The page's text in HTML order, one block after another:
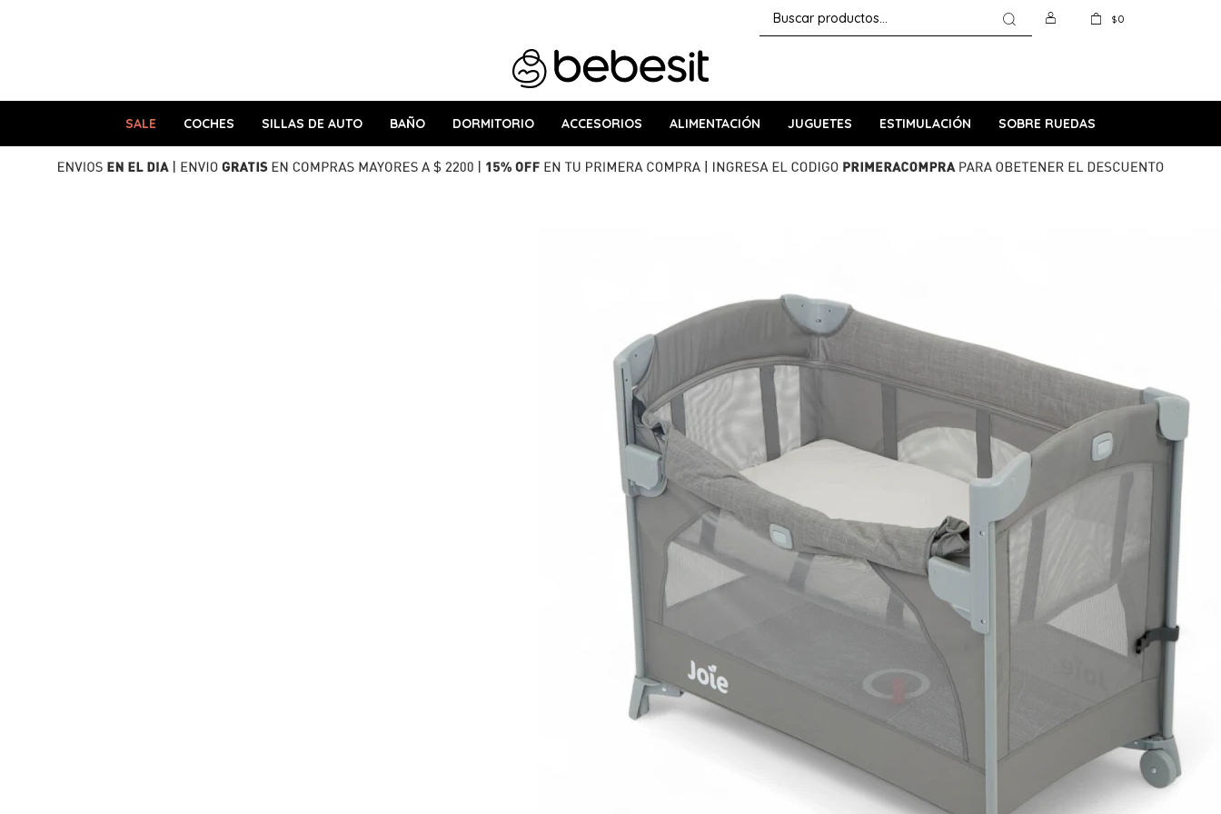
SALE COCHES SILLAS DE AUTO BAÑO DORMITORIO ACCESORIOS ALIMENTACIÓN JUGUETES ESTIMULACIÓN SOBRE RUEDAS
$0